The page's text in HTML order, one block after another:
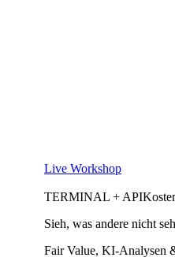
Live Workshop
TERMINAL + API
Sieh, was andere nicht
Fair Value, KI-Analysen